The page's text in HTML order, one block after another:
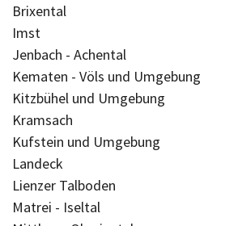
Brixental
Imst
Jenbach - Achental
Kematen - Völs und Umgebung
Kitzbühel und Umgebung
Kramsach
Kufstein und Umgebung
Landeck
Lienzer Talboden
Matrei - Iseltal